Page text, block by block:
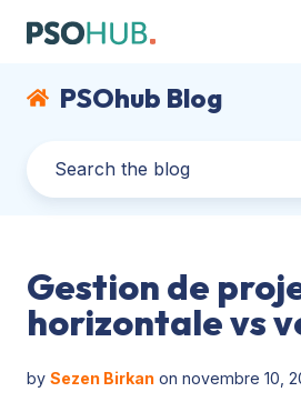
PSOhub Blog
Gestion de
horizontale vs
by Sezen Birkan on novembre 10,